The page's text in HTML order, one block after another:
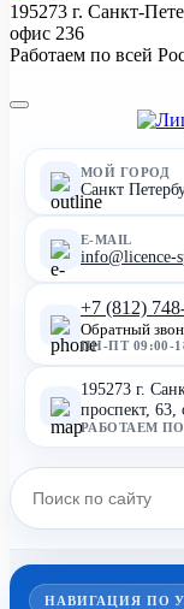
195273 г. Санкт-
офис 236
Работаем по всей
МОЙ ГОРОД
Санкт
E-MAIL
info@licence-
+7 (812)
Обратный
ПН-ПТ 09:00-
195273 г.
проспект, 63,
РАБОТАЕМ
НАВИГАЦИЯ ПО